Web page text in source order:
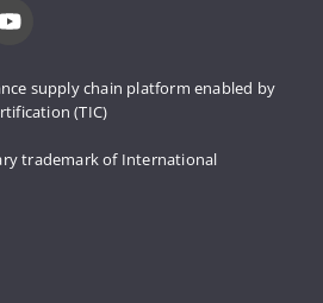
supply chain platform enabled by
(TIC)
trademark of International